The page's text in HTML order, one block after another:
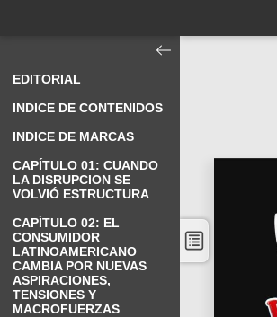
EDITORIAL
INDICE DE CONTENIDOS
INDICE DE MARCAS
CAPÍTULO 01: CUANDO
LA DISRUPCION SE
VOLVIÓ ESTRUCTURA
CAPÍTULO 02: EL
CONSUMIDOR
LATINOAMERICANO
CAMBIA POR NUEVAS
ASPIRACIONES,
TENSIONES Y
MACROFUERZAS